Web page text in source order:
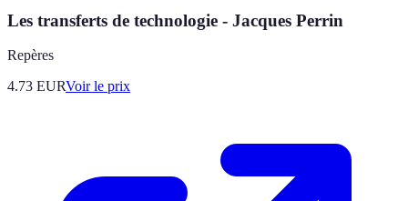
Les transferts de technologie - Jacques Perrin
Repères
4.73 EURVoir le prix